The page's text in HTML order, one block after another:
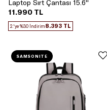
Laptop Sırt Çantası 15.6''
11.990 TL
2.'ye %30 İndirim8.393 TL
SAMSONITE